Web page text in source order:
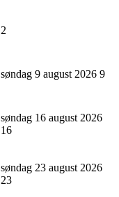
2
søndag 9 august 2026 9
søndag 16 august 2026
16
søndag 23 august 2026
23